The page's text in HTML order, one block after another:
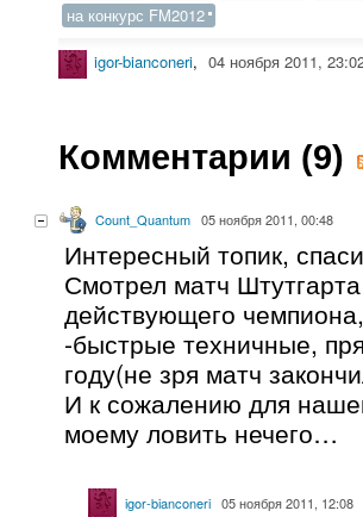
на конкурс FM2012
igor-bianconeri, 04 ноября 2011,
Комментарии (9)
Count_Quantum 05 ноября 2011, 00:48
Интересный топик,
Смотрел матч
действующего
-быстрые техничные,
году(не зря матч
И к сожалению для
моему ловить нечего…
igor-bianconeri 05 ноября 2011, 12:08